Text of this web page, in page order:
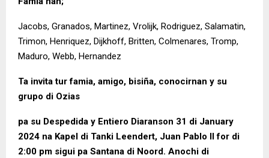
Jacobs, Granados, Martinez, Vrolijk, Rodriguez, Salamatin,
Trimon, Henriquez, Dijkhoff, Britten, Colmenares, Tromp,
Maduro, Webb, Hernandez
Ta invita tur famia, amigo, bisiña, conocirnan y su
grupo di Ozias
pa su Despedida y Entiero Diaranson 31 di January
2024 na Kapel di Tanki Leendert, Juan Pablo II for di
2:00 pm sigui pa Santana di Noord. Anochi di